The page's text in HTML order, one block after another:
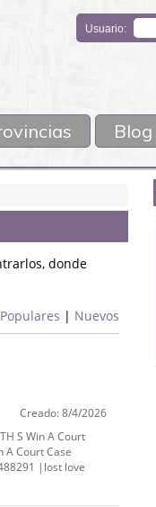
Usuario:
Blog
donde
Populares | Nuevos
Creado: 8/4/2026
S Win A Court
A Court Case
|lost love